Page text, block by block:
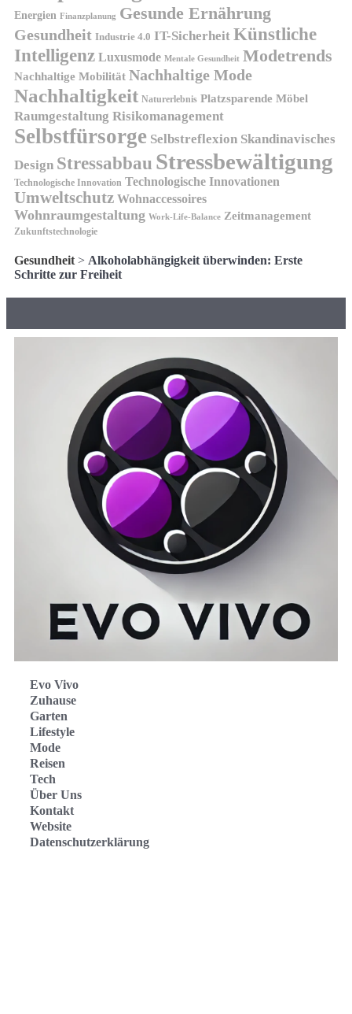
Energien Finanzplanung Gesunde Ernährung
Gesundheit Industrie 4.0 IT-Sicherheit Künstliche
Intelligenz Luxusmode Mentale Gesundheit Modetrends
Nachhaltige Mobilität Nachhaltige Mode
Nachhaltigkeit Naturerlebnis Platzsparende Möbel
Raumgestaltung Risikomanagement
Selbstfürsorge Selbstreflexion Skandinavisches
Design Stressabbau Stressbewältigung
Technologische Innovation Technologische Innovationen
Umweltschutz Wohnaccessoires
Wohnraumgestaltung Work-Life-Balance Zeitmanagement
Zukunftstechnologie
Gesundheit> Alkoholabhängigkeit überwinden: Erste
Schritte zur Freiheit
Evo Vivo
Zuhause
Garten
Lifestyle
Mode
Reisen
Tech
Über Uns
Kontakt
Website
Datenschutzerklärung